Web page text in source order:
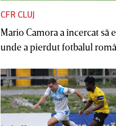
CFR CLUJ
Mario Camora a încercat să
unde a pierdut fotbalul